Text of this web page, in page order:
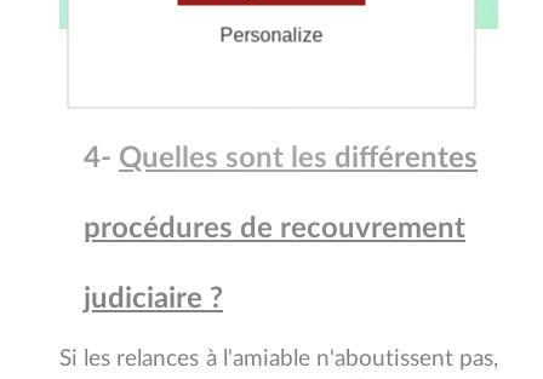
4- Quelles sont les différentes
procédures de recouvrement
judiciaire ?
Si les relances à l'amiable n'aboutissent pas,
Personalize